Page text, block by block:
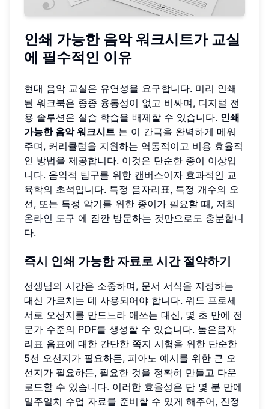
인쇄 가능한 음악 워크시트가 교실
에 필수적인 이유
현대 음악 교실은 유연성을 요구합니다. 미리 인쇄
된 워크북은 종종 융통성이 없고 비싸며, 디지털 전
용 솔루션은 실습 학습을 배제할 수 있습니다. 인쇄
가능한 음악 워크시트 는 이 간극을 완벽하게 메워
주며, 커리큘럼을 지원하는 역동적이고 비용 효율적
인 방법을 제공합니다. 이것은 단순한 종이 이상입
니다. 음악적 탐구를 위한 캔버스이자 효과적인 교
육학의 초석입니다. 특정 음자리표, 특정 개수의 오
선, 또는 특정 악기를 위한 종이가 필요할 때, 저희
온라인 도구 에 잠깐 방문하는 것만으로도 충분합니
다.
즉시 인쇄 가능한 자료로 시간 절약하기
선생님의 시간은 소중하며, 문서 서식을 지정하는
대신 가르치는 데 사용되어야 합니다. 워드 프로세
서로 오선지를 만드느라 애쓰는 대신, 몇 초 만에 전
문가 수준의 PDF를 생성할 수 있습니다. 높은음자
리표 음표에 대한 간단한 쪽지 시험을 위한 단순한
5선 오선지가 필요하든, 피아노 예시를 위한 큰 오
선지가 필요하든, 필요한 것을 정확히 만들고 다운
로드할 수 있습니다. 이러한 효율성은 단 몇 분 만에
일주일치 수업 자료를 준비할 수 있게 해주어, 진정